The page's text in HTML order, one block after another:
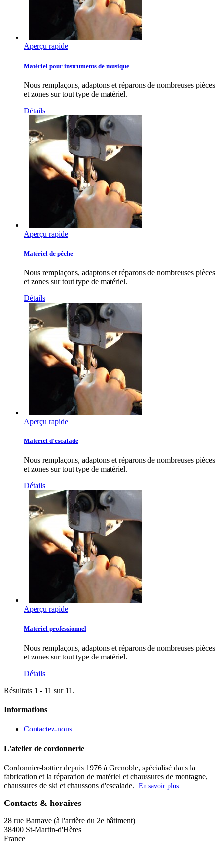
Aperçu rapide
Matériel pour instruments de musique
Nous remplaçons, adaptons et réparons de nombreuses pièces
et zones sur tout type de matériel.
Détails
Aperçu rapide
Matériel de pêche
Nous remplaçons, adaptons et réparons de nombreuses pièces
et zones sur tout type de matériel.
Détails
Aperçu rapide
Matériel d'escalade
Nous remplaçons, adaptons et réparons de nombreuses pièces
et zones sur tout type de matériel.
Détails
Aperçu rapide
Matériel professionnel
Nous remplaçons, adaptons et réparons de nombreuses pièces
et zones sur tout type de matériel.
Détails
Résultats 1 - 11 sur 11.
Informations
Contactez-nous
L'atelier de cordonnerie
Cordonnier-bottier depuis 1976 à Grenoble, spécialisé dans la
fabrication et la réparation de matériel et chaussures de montagne,
chaussures de ski et chaussons d'escalade.
En savoir plus
Contacts & horaires
28 rue Barnave (à l'arrière du 2e bâtiment)
38400 St-Martin-d'Hères
France